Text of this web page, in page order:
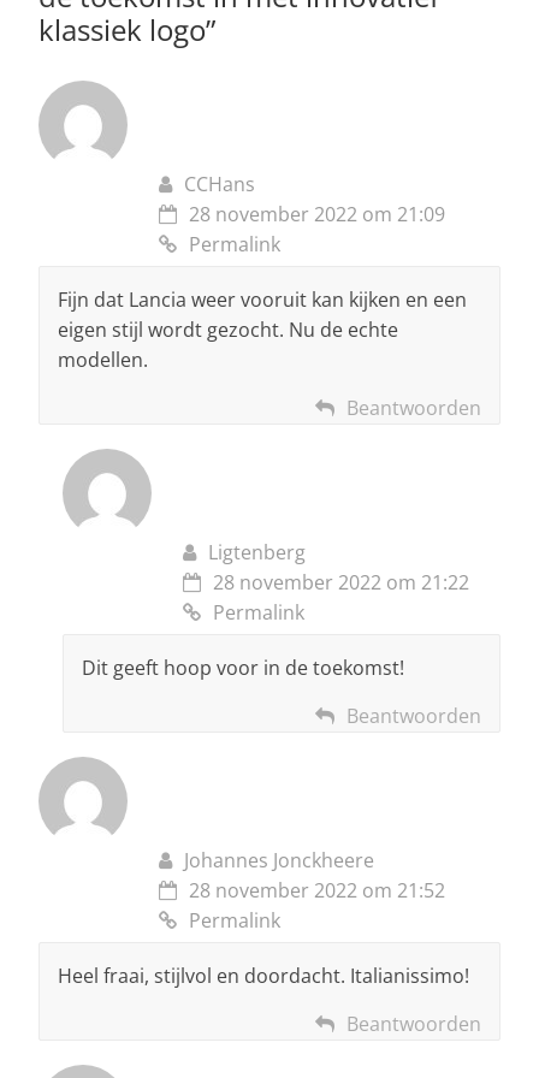
klassiek logo”
CCHans
28 november 2022 om 21:09
Permalink
Fijn dat Lancia weer vooruit kan kijken en een
eigen stijl wordt gezocht. Nu de echte
modellen.
Beantwoorden
Ligtenberg
28 november 2022 om 21:22
Permalink
Dit geeft hoop voor in de toekomst!
Beantwoorden
Johannes Jonckheere
28 november 2022 om 21:52
Permalink
Heel fraai, stijlvol en doordacht. Italianissimo!
Beantwoorden